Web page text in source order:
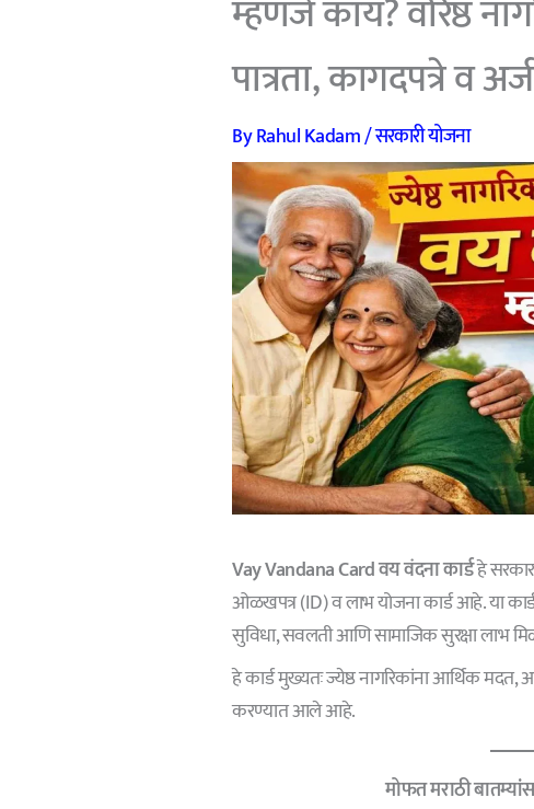
म्हणजे काय? वरिष्ठ
पात्रता, कागदपत्रे व
ByRahul Kadam/सरकारी योजना
Vay Vandana Cardवय वंदना कार्डहे
ओळखपत्र (ID) व लाभ योजना कार्ड आहे. या
सुविधा, सवलती आणि सामाजिक सुरक्षा लाभ
हे कार्ड मुख्यतः ज्येष्ठ नागरिकांना आर्थिक
करण्यात आले आहे.
मोफत मराठी